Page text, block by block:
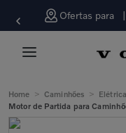
Ofertas para
Home > Caminhões > Elétrica
Motor de Partida para